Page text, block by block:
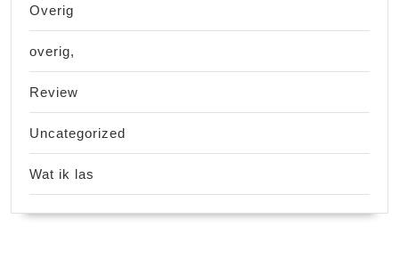
Overig
overig,
Review
Uncategorized
Wat ik las